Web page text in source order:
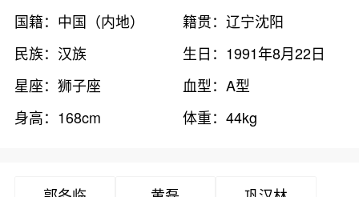
国籍：中国（内地）
籍贯：辽宁沈阳
民族：汉族
生日：1991年8月22日
星座：狮子座
血型：A型
身高：168cm
体重：44kg